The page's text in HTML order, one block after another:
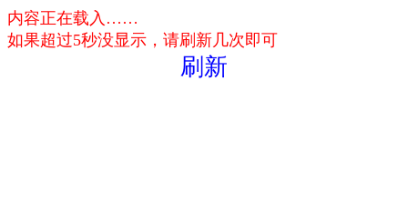
内容正在载入……
如果超过5秒没显示，请刷新几次即可
刷新